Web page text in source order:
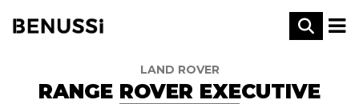
LAND ROVER
RANGE ROVER EXECUTIVE